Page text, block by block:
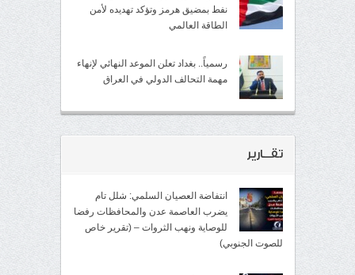
نفط بمضيق هرمز وتؤكد تهديده لأمن
الطاقة العالمي
رسمياً.. بغداد تعلن الموعد النهائي لإنهاء
مهمة التحالف الدولي في العراق
تقــارير
انتفاضة العصيان السلمي: شلل تام
يضرب العاصمة عدن والمحافظات رفضا
للوصاية ونهب الثروات – (تقرير خاص
للصوت الجنوبي)